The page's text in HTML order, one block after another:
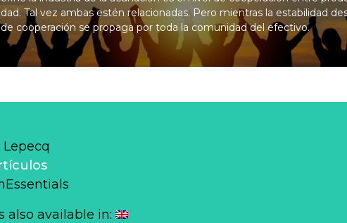
Tal vez ambas estén relacionadas. Pero mientras la estabilidad
cooperación se propaga por toda la comunidad del efectivo.
also available in: